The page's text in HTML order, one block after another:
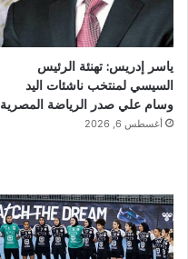
ياسر إدريس: تهنئة الرئيس
السيسي لمنتخب ناشئات اليد
وسام علي صدر الرياضة المصرية
أغسطس 6, 2026